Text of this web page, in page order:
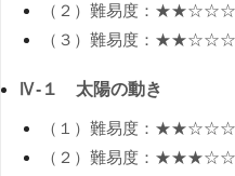
（２）難易度：★★☆☆☆
（３）難易度：★★☆☆☆
Ⅳ-１ 太陽の動き
（１）難易度：★★☆☆☆
（２）難易度：★★★☆☆